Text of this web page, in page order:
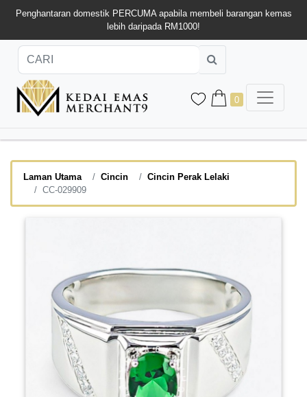
Penghantaran domestik PERCUMA apabila membeli barangan kemas
lebih daripada RM1000!
0
Laman Utama Cincin
Cincin Perak Lelaki
CC-029909